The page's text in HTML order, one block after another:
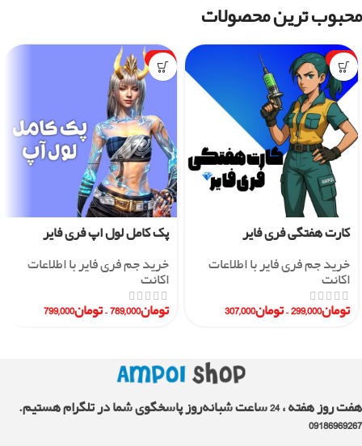
محبوب ترین محصولات
-7%
کارت هفتگی فری فایر
خرید جم فری فایر با اطلاعات
اکانت
تومان299,000
–تومان307,000
-1%
پک کامل لول اپ فری فایر
خرید جم فری فایر با اطلاعات
اکانت
تومان789,000
–تومان799,000
هفت روز هفته ، 24 ساعت شبانه‌روز پاسخگوی شما در تلگرام هستیم.
09186969267